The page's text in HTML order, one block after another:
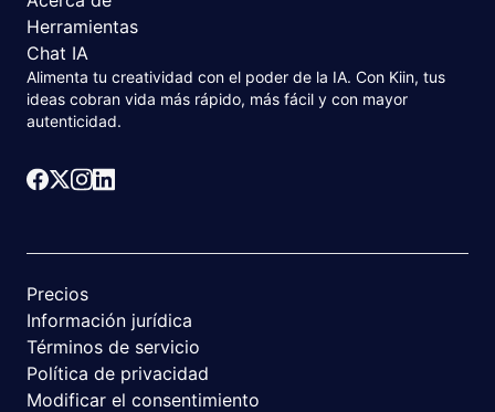
Herramientas
Chat IA
Alimenta tu creatividad con el poder de la IA. Con Kiin, tus
ideas cobran vida más rápido, más fácil y con mayor
autenticidad.
Precios
Información jurídica
Términos de servicio
Política de privacidad
Modificar el consentimiento